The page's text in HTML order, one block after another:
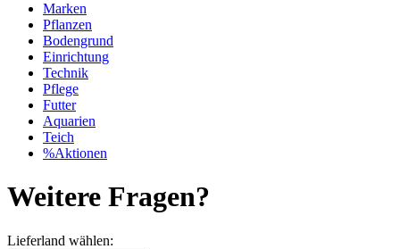
Marken
Pflanzen
Bodengrund
Einrichtung
Technik
Pflege
Futter
Aquarien
Teich
%Aktionen
Weitere Fragen?
Lieferland wählen: